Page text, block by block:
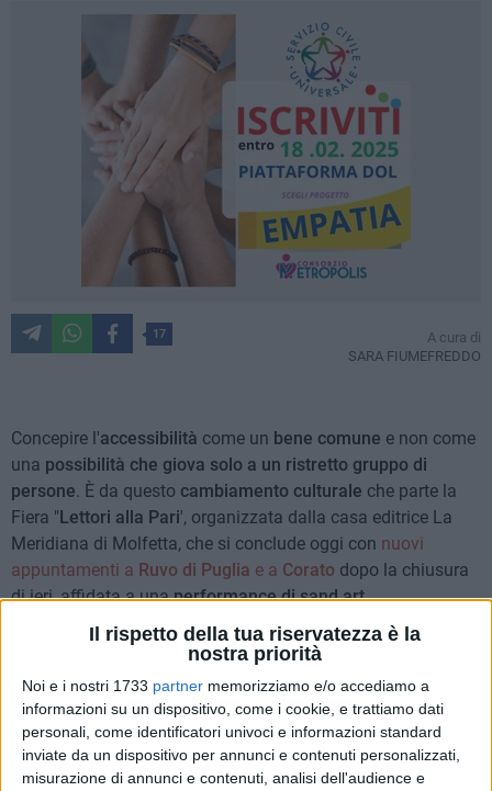
Il rispetto della tua riservatezza è la
nostra priorità
Noi e i nostri 1733 partner memorizziamo e/o accediamo a
informazioni su un dispositivo, come i cookie, e trattiamo dati
personali, come identificatori univoci e informazioni standard
inviate da un dispositivo per annunci e contenuti personalizzati,
misurazione di annunci e contenuti, analisi dell'audience e
17
A cura di
SARA FIUMEFREDDO
Concepire l'accessibilità come un bene comune e non come
una possibilità che giova solo a un ristretto gruppo di
persone. È da questo cambiamento culturale che parte la
Fiera "Lettori alla Pari', organizzata dalla casa editrice La
Meridiana di Molfetta, che si conclude oggi con nuovi
appuntamenti a Ruvo di Puglia e a Corato dopo la chiusura
di ieri, affidata a unaperformance di sand art.
Il tema scelto per quest'anno è infatti proprio "
sguardo
fil rouge
che unisce workshop con esperti del
settore, attività, bookshop e mostre.
L'accessibilità dei prodotti multimediali
Tra i laboratori proposti nella mattinata di ieri, c'era " Quale